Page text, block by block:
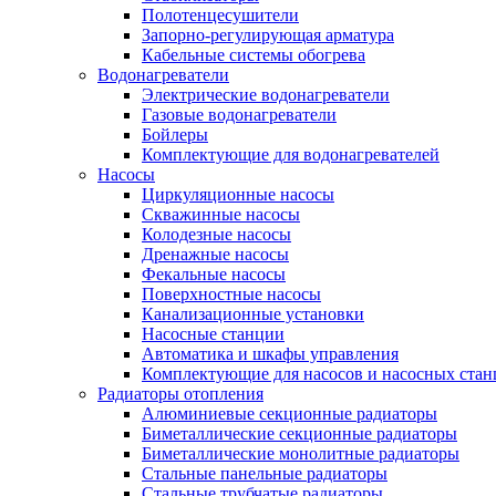
Полотенцесушители
Запорно-регулирующая арматура
Кабельные системы обогрева
Водонагреватели
Электрические водонагреватели
Газовые водонагреватели
Бойлеры
Комплектующие для водонагревателей
Насосы
Циркуляционные насосы
Скважинные насосы
Колодезные насосы
Дренажные насосы
Фекальные насосы
Поверхностные насосы
Канализационные установки
Насосные станции
Автоматика и шкафы управления
Комплектующие для насосов и насосных
Радиаторы отопления
Алюминиевые секционные радиаторы
Биметаллические секционные радиаторы
Биметаллические монолитные радиаторы
Стальные панельные радиаторы